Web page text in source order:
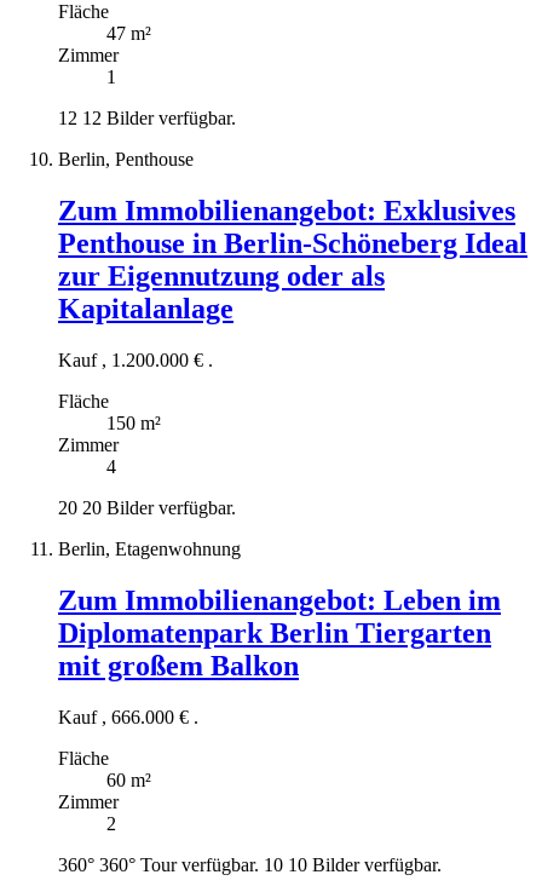
Fläche
47 m²
Zimmer
1
12 12 Bilder verfügbar.
Berlin, Penthouse
Zum Immobilienangebot: Exklusives
Penthouse in Berlin-Schöneberg Ideal
zur Eigennutzung oder als
Kapitalanlage
Kauf , 1.200.000 € .
Fläche
150 m²
Zimmer
4
20 20 Bilder verfügbar.
Berlin, Etagenwohnung
Zum Immobilienangebot: Leben im
Diplomatenpark Berlin Tiergarten
mit großem Balkon
Kauf , 666.000 € .
Fläche
60 m²
Zimmer
2
360° 360° Tour verfügbar. 10 10 Bilder verfügbar.